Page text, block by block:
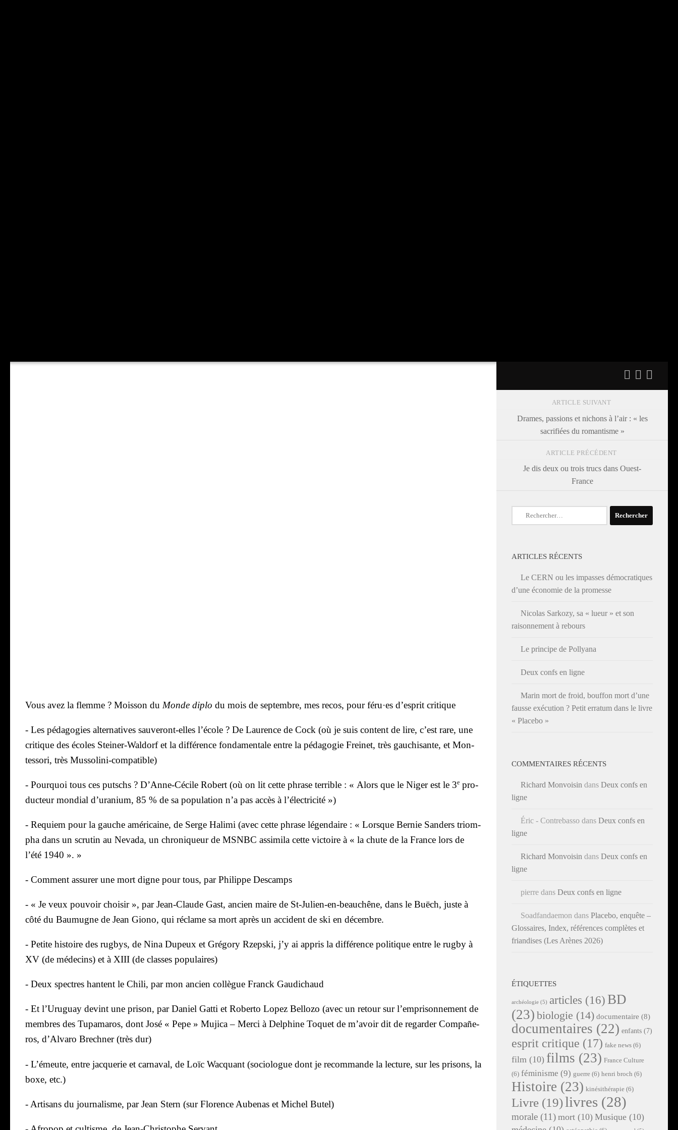
Vous avez la flemme ? Mois­son du Monde diplo du mois de sep­tembre, mes recos, pour féru·es d’esprit cri­tique
- Les péda­go­gies alter­na­tives sau­ve­ront-elles l’école ? De Lau­rence de Cock (où je suis content de lire, c’est rare, une
cri­tique des écoles Stei­ner-Wal­dorf et la dif­fé­rence fon­da­men­tale entre la péda­go­gie Frei­net, très gau­chi­sante, et Mon­
tes­so­ri, très Mus­so­li­ni-com­pa­tible)
- Pour­quoi tous ces putschs ? D’Anne-Cécile Robert (où on lit cette phrase ter­rible : « Alors que le Niger est le 3e pro­
duc­teur mon­dial d’uranium, 85 % de sa popu­la­tion n’a pas accès à l’électricité »)
- Requiem pour la gauche amé­ri­caine, de Serge Hali­mi (avec cette phrase légen­daire : « Lorsque Ber­nie San­ders triom­
pha dans un scru­tin au Neva­da, un chro­ni­queur de MSNBC assi­mi­la cette vic­toire à « la chute de la France lors de
l’été 1940 ». »
- Com­ment assu­rer une mort digne pour tous, par Phi­lippe Des­camps
- « Je veux pou­voir choi­sir », par Jean-Claude Gast, ancien maire de St-Julien-en-beau­chêne, dans le Buëch, juste à
côté du Bau­mugne de Jean Gio­no, qui réclame sa mort après un acci­dent de ski en décembre.
- Petite his­toire des rug­bys, de Nina Dupeux et Gré­go­ry Rzeps­ki, j’y ai appris la dif­fé­rence poli­tique entre le rug­by à
XV (de méde­cins) et à XIII (de classes popu­laires)
- Deux spectres hantent le Chi­li, par mon ancien col­lègue Franck Gau­di­chaud
- Et l’Uruguay devint une pri­son, par Daniel Gat­ti et Rober­to Lopez Bel­lo­zo (avec un retour sur l’emprisonnement de
membres des Tupa­ma­ros, dont José « Pepe » Muji­ca – Mer­ci à Del­phine Toquet de m’avoir dit de regar­der Com­pañe­
ros, d’Alvaro Brech­ner (très dur)
- L’émeute, entre jac­que­rie et car­na­val, de Loïc Wac­quant (socio­logue dont je recom­mande la lec­ture, sur les pri­sons, la
boxe, etc.)
- Arti­sans du jour­na­lisme, par Jean Stern (sur Flo­rence Aube­nas et Michel Butel)
ARTICLE SUIVANT
Drames, passions et nichons à l’air : « les
sacrifiées du romantisme »
ARTICLE PRÉCÉDENT
Je dis deux ou trois trucs dans Ouest-
France
Rechercher :
ARTICLES RÉCENTS
Le CERN ou les impasses démocratiques
d’une économie de la promesse
Nicolas Sarkozy, sa « lueur » et son
raisonnement à rebours
Le principe de Pollyana
Deux confs en ligne
Marin mort de froid, bouffon mort d’une
fausse exécution ? Petit erratum dans le livre
« Placebo »
COMMENTAIRES RÉCENTS
Richard Monvoisin dans Deux confs en
ligne
Éric - Contrebasso dans Deux confs en
ligne
Richard Monvoisin dans Deux confs en
ligne
pierre dans Deux confs en ligne
Soadfandaemon dans Placebo, enquête –
Glossaires, Index, références complètes et
friandises (Les Arènes 2026)
ÉTIQUETTES
archéologie (5) articles (16) BD
(23) biologie (14) documentaire (8)
documentaires (22) enfants (7)
esprit critique (17) fake news (6)
film (10) films (23) France Culture
(6) féminisme (9) guerre (6) henri broch (6)
Histoire (23) kinésithérapie (6)
Livre (19)livres (28)
morale (11) mort (10) Musique (10)